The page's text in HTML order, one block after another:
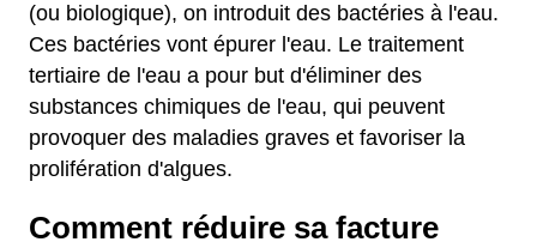
(ou biologique), on introduit des bactéries à l'eau.
Ces bactéries vont épurer l'eau. Le traitement
tertiaire de l'eau a pour but d'éliminer des
substances chimiques de l'eau, qui peuvent
provoquer des maladies graves et favoriser la
prolifération d'algues.
Comment réduire sa facture